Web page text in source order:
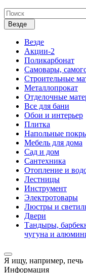
Везде
Везде
Акции-2
Поликарбонат
Самовары,
Строительные
Металлопрокат
Отделочные
Все для бани
Обои и интерьер
Плитка
Напольные
Мебель для дома
Сад и дом
Сантехника
Отопление и
Лестницы
Инструмент
Электротовары
Люстры и
Двери
Тандыры,
чугуна и
Я ищу, например, печь
Информация